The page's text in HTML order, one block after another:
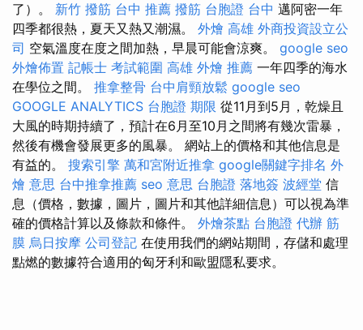
了）。 新竹 撥筋 台中 推薦 撥筋 台胞證 台中 邁阿密一年
四季都很熱，夏天又熱又潮濕。 外燴 高雄 外商投資設立公
司 空氣溫度在度之間加熱，早晨可能會涼爽。 google seo
外燴佈置 記帳士 考試範圍 高雄 外燴 推薦 一年四季的海水
在學位之間。 推拿整骨 台中肩頸放鬆 google seo
GOOGLE ANALYTICS 台胞證 期限 從11月到5月，乾燥且
大風的時期持續了，預計在6月至10月之間將有幾次雷暴，
然後有機會發展更多的風暴。 網站上的價格和其他信息是
有益的。 搜索引擎 萬和宮附近推拿 google關鍵字排名 外
燴 意思 台中推拿推薦 seo 意思 台胞證 落地簽 波經堂 信
息（價格，數據，圖片，圖片和其他詳細信息）可以視為準
確的價格計算以及條款和條件。 外燴茶點 台胞證 代辦 筋
膜 烏日按摩 公司登記 在使用我們的網站期間，存儲和處理
點燃的數據符合適用的匈牙利和歐盟隱私要求。